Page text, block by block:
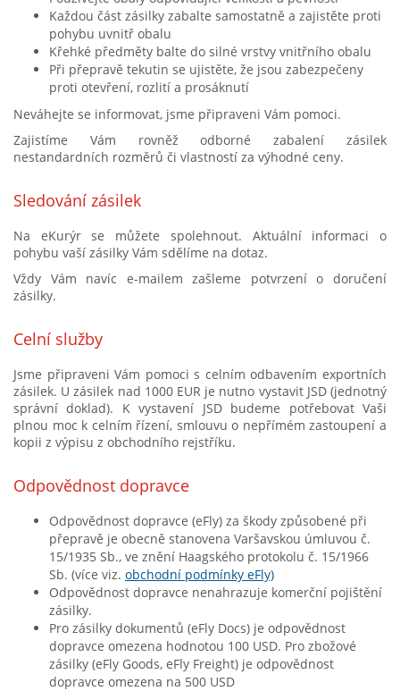
Každou část zásilky zabalte samostatně a zajistěte proti
pohybu uvnitř obalu
Křehké předměty balte do silné vrstvy vnitřního obalu
Při přepravě tekutin se ujistěte, že jsou zabezpečeny
proti otevření, rozlití a prosáknutí
Neváhejte se informovat, jsme připraveni Vám pomoci.
Zajistíme Vám rovněž odborné zabalení zásilek
nestandardních rozměrů či vlastností za výhodné ceny.
Sledování zásilek
Na eKurýr se můžete spolehnout. Aktuální informaci o
pohybu vaší zásilky Vám sdělíme na dotaz.
Vždy Vám navíc e-mailem zašleme potvrzení o doručení
zásilky.
Celní služby
Jsme připraveni Vám pomoci s celním odbavením exportních
zásilek. U zásilek nad 1000 EUR je nutno vystavit JSD (jednotný
správní doklad). K vystavení JSD budeme potřebovat Vaši
plnou moc k celním řízení, smlouvu o nepřímém zastoupení a
kopii z výpisu z obchodního rejstříku.
Odpovědnost dopravce
Odpovědnost dopravce (eFly) za škody způsobené při
přepravě je obecně stanovena Varšavskou úmluvou č.
15/1935 Sb., ve znění Haagského protokolu č. 15/1966
Sb. (více viz. obchodní podmínky eFly)
Odpovědnost dopravce nenahrazuje komerční pojištění
zásilky.
Pro zásilky dokumentů (eFly Docs) je odpovědnost
dopravce omezena hodnotou 100 USD. Pro zbožové
zásilky (eFly Goods, eFly Freight) je odpovědnost
dopravce omezena na 500 USD